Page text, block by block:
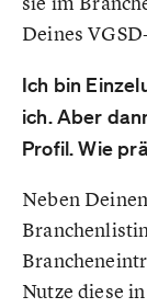
Deines
Ich bin
ich. Aber
Profil. Wie
Neben
Nutze diese